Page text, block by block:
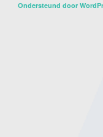
Ondersteund door